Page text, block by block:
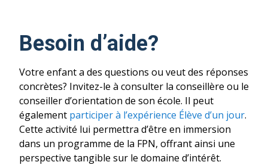
Besoin d’aide?
Votre enfant a des questions ou veut des réponses
concrètes? Invitez-le à consulter la conseillère ou le
conseiller d’orientation de son école. Il peut
également participer à l’expérience Élève d’un jour.
Cette activité lui permettra d’être en immersion
dans un programme de la FPN, offrant ainsi une
perspective tangible sur le domaine d’intérêt.